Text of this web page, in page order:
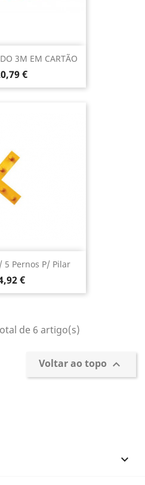
3M EM CARTÃO
€
5 Pernos P/ Pilar
€
de 6 artigo(s)
Voltar ao topo 
